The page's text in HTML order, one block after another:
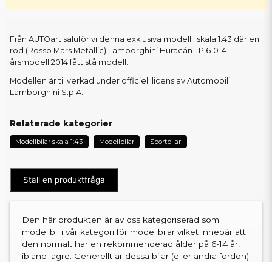
Från AUTOart saluför vi denna exklusiva modell i skala 1:43 där en
röd (Rosso Mars Metallic) Lamborghini Huracán LP 610-4
årsmodell 2014 fått stå modell.
Modellen är tillverkad under officiell licens av Automobili
Lamborghini S.p.A.
Relaterade kategorier
Modellbilar skala 1:43 Modellbilar Sportbilar
Ställ en produktfråga
Den här produkten är av oss kategoriserad som
modellbil i vår kategori för modellbilar vilket innebär att
den normalt har en rekommenderad ålder på 6-14 år,
ibland lägre. Generellt är dessa bilar (eller andra fordon)